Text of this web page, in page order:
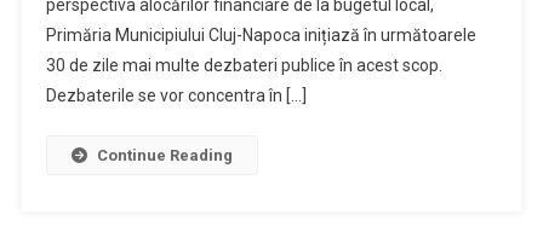
perspectiva alocărilor financiare de la bugetul local,
Primăria Municipiului Cluj-Napoca inițiază în următoarele
30 de zile mai multe dezbateri publice în acest scop.
Dezbaterile se vor concentra în […]
Continue Reading